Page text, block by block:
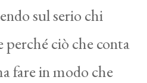
sul serio chi
ciò che conta
fare in modo che